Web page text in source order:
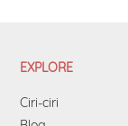
EXPLORE
Ciri-ciri